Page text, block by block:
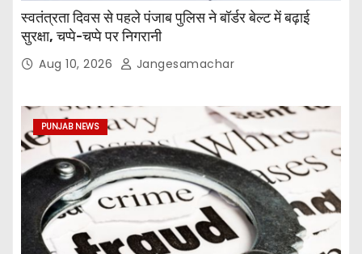
स्वतंत्रता दिवस से पहले पंजाब पुलिस ने बॉर्डर बेल्ट में बढ़ाई
सुरक्षा, चप्पे-चप्पे पर निगरानी
Aug 10, 2026 Jangesamachar
PUNJAB NEWS